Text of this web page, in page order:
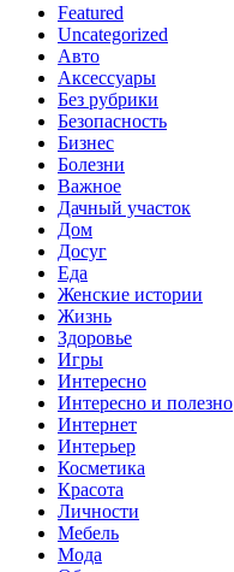
Featured
Uncategorized
Авто
Аксессуары
Без рубрики
Безопасность
Бизнес
Болезни
Важное
Дачный участок
Дом
Досуг
Еда
Женские истории
Жизнь
Здоровье
Игры
Интересно
Интересно и полезно
Интернет
Интерьер
Косметика
Красота
Личности
Мебель
Мода